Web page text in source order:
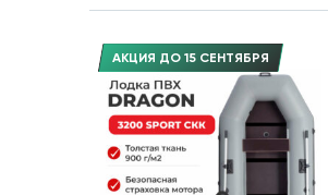
АКЦИЯ ДО 15 СЕНТЯБРЯ